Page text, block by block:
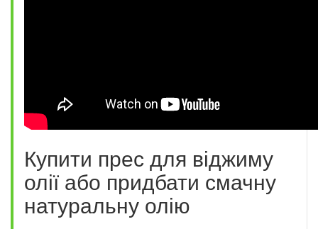
Купити прес для віджиму
олії або придбати смачну
натуральну олію